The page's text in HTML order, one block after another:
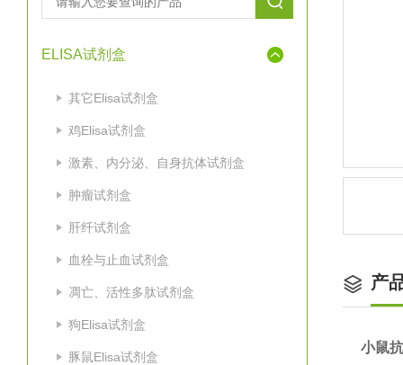
ELISA试剂盒
其它Elisa试剂盒
鸡Elisa试剂盒
激素、内分泌、自身抗体试剂盒
肿瘤试剂盒
肝纤试剂盒
血栓与止血试剂盒
凋亡、活性多肽试剂盒
狗Elisa试剂盒
豚鼠Elisa试剂盒
产
小鼠